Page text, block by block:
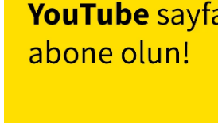
Söyleşiler
Kariyer